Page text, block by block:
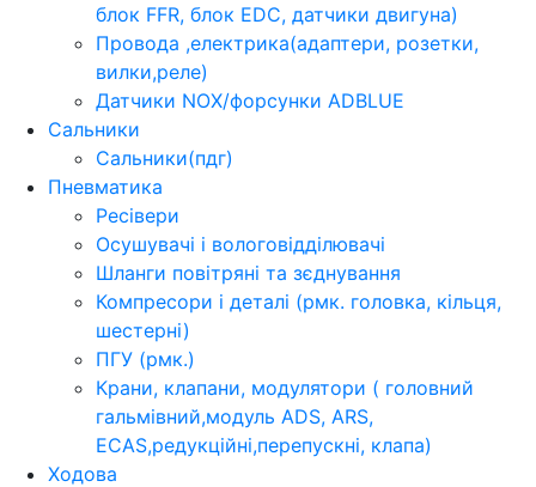
блок FFR, блок EDC, датчики двигуна)
Провода ,електрика(адаптери, розетки,
вилки,реле)
Датчики NOX/форсунки ADBLUE
Сальники
Сальники(пдг)
Пневматика
Ресівери
Осушувачі і вологовідділювачі
Шланги повітряні та зєднування
Компресори і деталі (рмк. головка, кільця,
шестерні)
ПГУ (рмк.)
Крани, клапани, модулятори ( головний
гальмівний,модуль ADS, ARS,
ECAS,редукційні,перепускні, клапа)
Ходова